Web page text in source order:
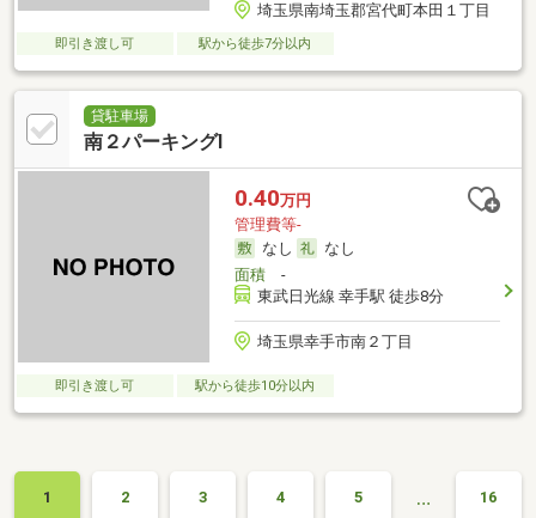
埼玉県南埼玉郡宮代町本田１丁目
即引き渡し可 駅から徒歩7分以内
貸駐車場
南２パーキングⅠ
0.40万円
管理費等-
なし
なし
面積-
東武日光線 幸手駅 徒歩8分
埼玉県幸手市南２丁目
即引き渡し可 駅から徒歩10分以内
1 2 3 4 5 … 16